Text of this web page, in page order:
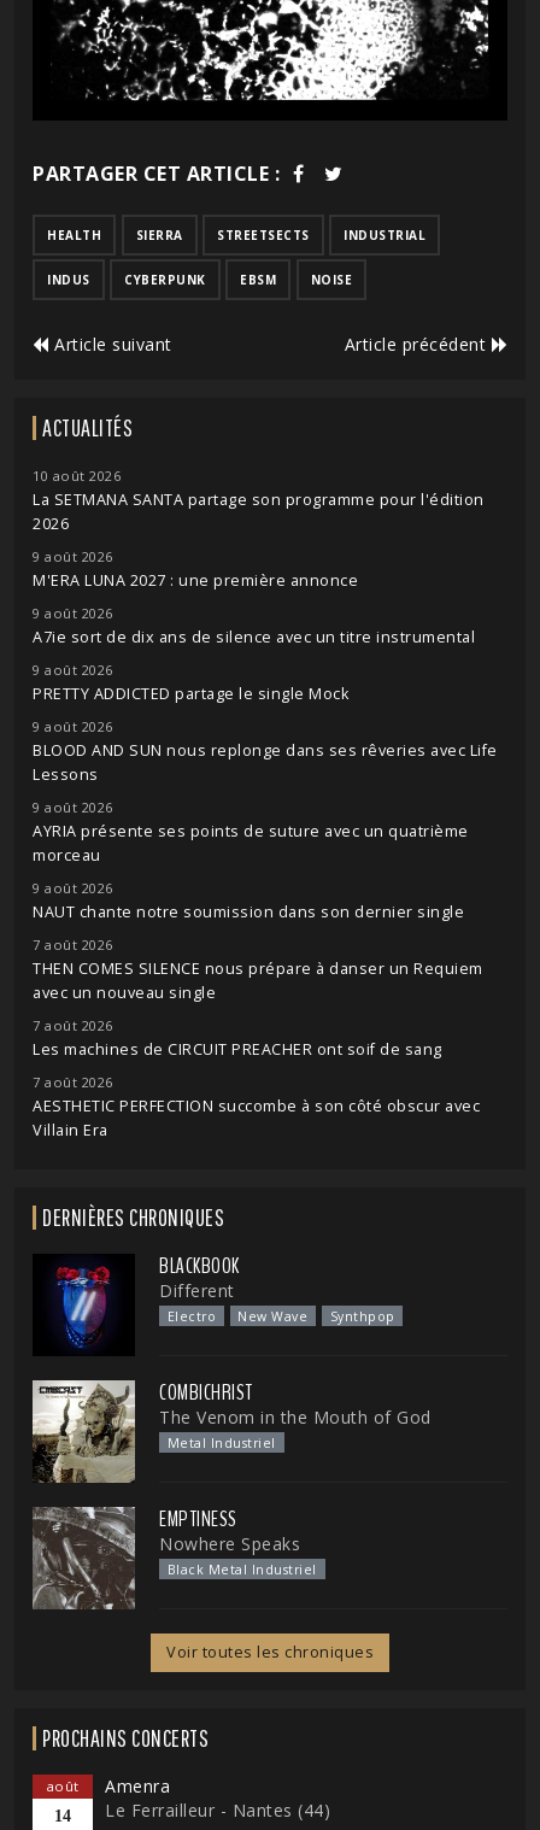
PARTAGER CET ARTICLE :
HEALTH SIERRA STREETSECTS INDUSTRIAL
INDUS CYBERPUNK EBSM NOISE
Article suivant Article précédent
ACTUALITÉS
10 août 2026
La SETMANA SANTA partage son programme pour l'édition
2026
9 août 2026
M'ERA LUNA 2027 : une première annonce
9 août 2026
A7ie sort de dix ans de silence avec un titre instrumental
9 août 2026
PRETTY ADDICTED partage le single Mock
9 août 2026
BLOOD AND SUN nous replonge dans ses rêveries avec Life
Lessons
9 août 2026
AYRIA présente ses points de suture avec un quatrième
morceau
9 août 2026
NAUT chante notre soumission dans son dernier single
7 août 2026
THEN COMES SILENCE nous prépare à danser un Requiem
avec un nouveau single
7 août 2026
Les machines de CIRCUIT PREACHER ont soif de sang
7 août 2026
AESTHETIC PERFECTION succombe à son côté obscur avec
Villain Era
DERNIÈRES CHRONIQUES
BLACKBOOK
Different
Electro New Wave Synthpop
COMBICHRIST
The Venom in the Mouth of God
Metal Industriel
EMPTINESS
Nowhere Speaks
Black Metal Industriel
Voir toutes les chroniques
PROCHAINS CONCERTS
août
14
Amenra
Le Ferrailleur - Nantes (44)